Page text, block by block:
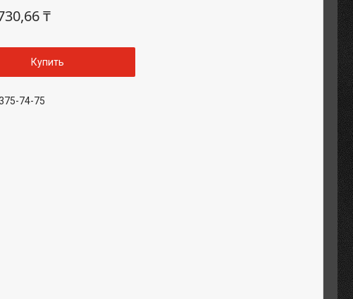
₸
Купить
74-75